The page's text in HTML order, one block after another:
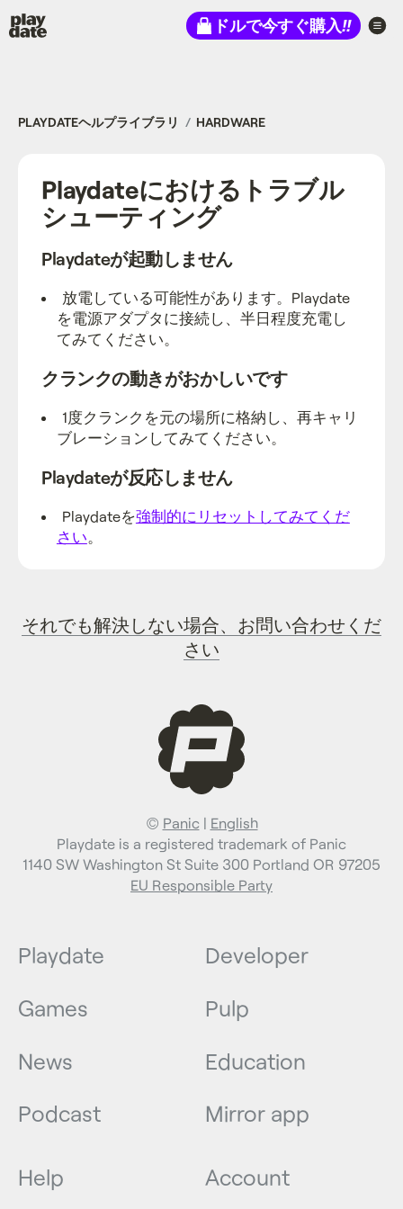
Playdate ドルで今すぐ購入!!
PLAYDATEヘルプライブラリ HARDWARE
Playdateにおけるトラブル
シューティング
Playdateが起動しません
放電している可能性があります。Playdate
を電源アダプタに接続し、半日程度充電し
てみてください。
クランクの動きがおかしいです
1度クランクを元の場所に格納し、再キャリ
ブレーションしてみてください。
Playdateが反応しません
Playdateを強制的にリセットしてみてくだ
さい。
それでも解決しない場合、お問い合わせくだ
さい
© Panic| English
Playdate is a registered trademark of Panic
1140 SW Washington St Suite 300 Portland OR 97205
EU Responsible Party
Playdate
Games
News
Podcast
Developer
Pulp
Education
Mirror app
Help Account